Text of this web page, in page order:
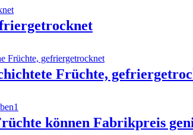
Früchte,
können Fabrikpreis